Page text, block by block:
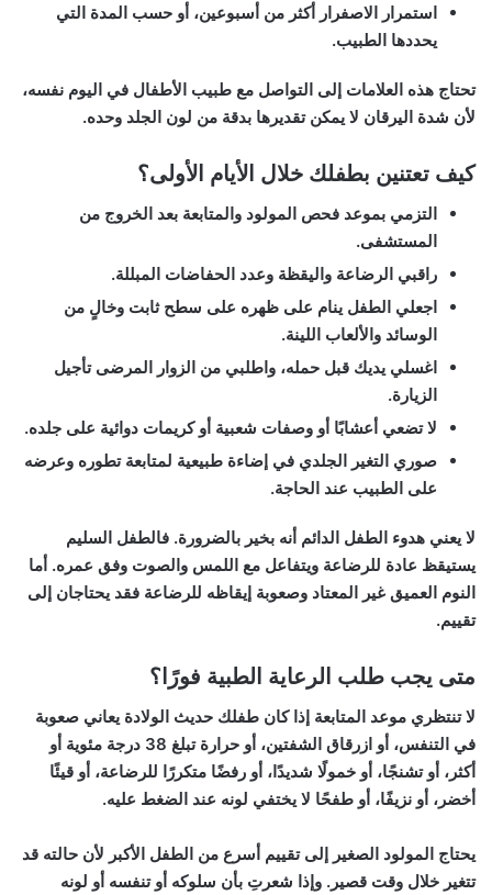
استمرار الاصفرار أكثر من أسبوعين، أو حسب المدة التي
يحددها الطبيب.
تحتاج هذه العلامات إلى التواصل مع طبيب الأطفال في اليوم نفسه،
لأن شدة اليرقان لا يمكن تقديرها بدقة من لون الجلد وحده.
كيف تعتنين بطفلك خلال الأيام الأولى؟
التزمي بموعد فحص المولود والمتابعة بعد الخروج من
المستشفى.
راقبي الرضاعة واليقظة وعدد الحفاضات المبللة.
اجعلي الطفل ينام على ظهره على سطح ثابت وخالٍ من
الوسائد والألعاب اللينة.
اغسلي يديك قبل حمله، واطلبي من الزوار المرضى تأجيل
الزيارة.
لا تضعي أعشابًا أو وصفات شعبية أو كريمات دوائية على جلده.
صوري التغير الجلدي في إضاءة طبيعية لمتابعة تطوره وعرضه
على الطبيب عند الحاجة.
لا يعني هدوء الطفل الدائم أنه بخير بالضرورة. فالطفل السليم
يستيقظ عادة للرضاعة ويتفاعل مع اللمس والصوت وفق عمره. أما
النوم العميق غير المعتاد وصعوبة إيقاظه للرضاعة فقد يحتاجان إلى
تقييم.
متى يجب طلب الرعاية الطبية فورًا؟
لا تنتظري موعد المتابعة إذا كان طفلك حديث الولادة يعاني صعوبة
في التنفس، أو ازرقاق الشفتين، أو حرارة تبلغ 38 درجة مئوية أو
أكثر، أو تشنجًا، أو خمولًا شديدًا، أو رفضًا متكررًا للرضاعة، أو قيئًا
أخضر، أو نزيفًا، أو طفحًا لا يختفي لونه عند الضغط عليه.
يحتاج المولود الصغير إلى تقييم أسرع من الطفل الأكبر لأن حالته قد
تتغير خلال وقت قصير. وإذا شعرتِ بأن سلوكه أو تنفسه أو لونه